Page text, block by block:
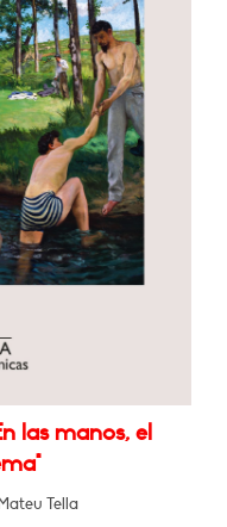
las manos, el
Tella